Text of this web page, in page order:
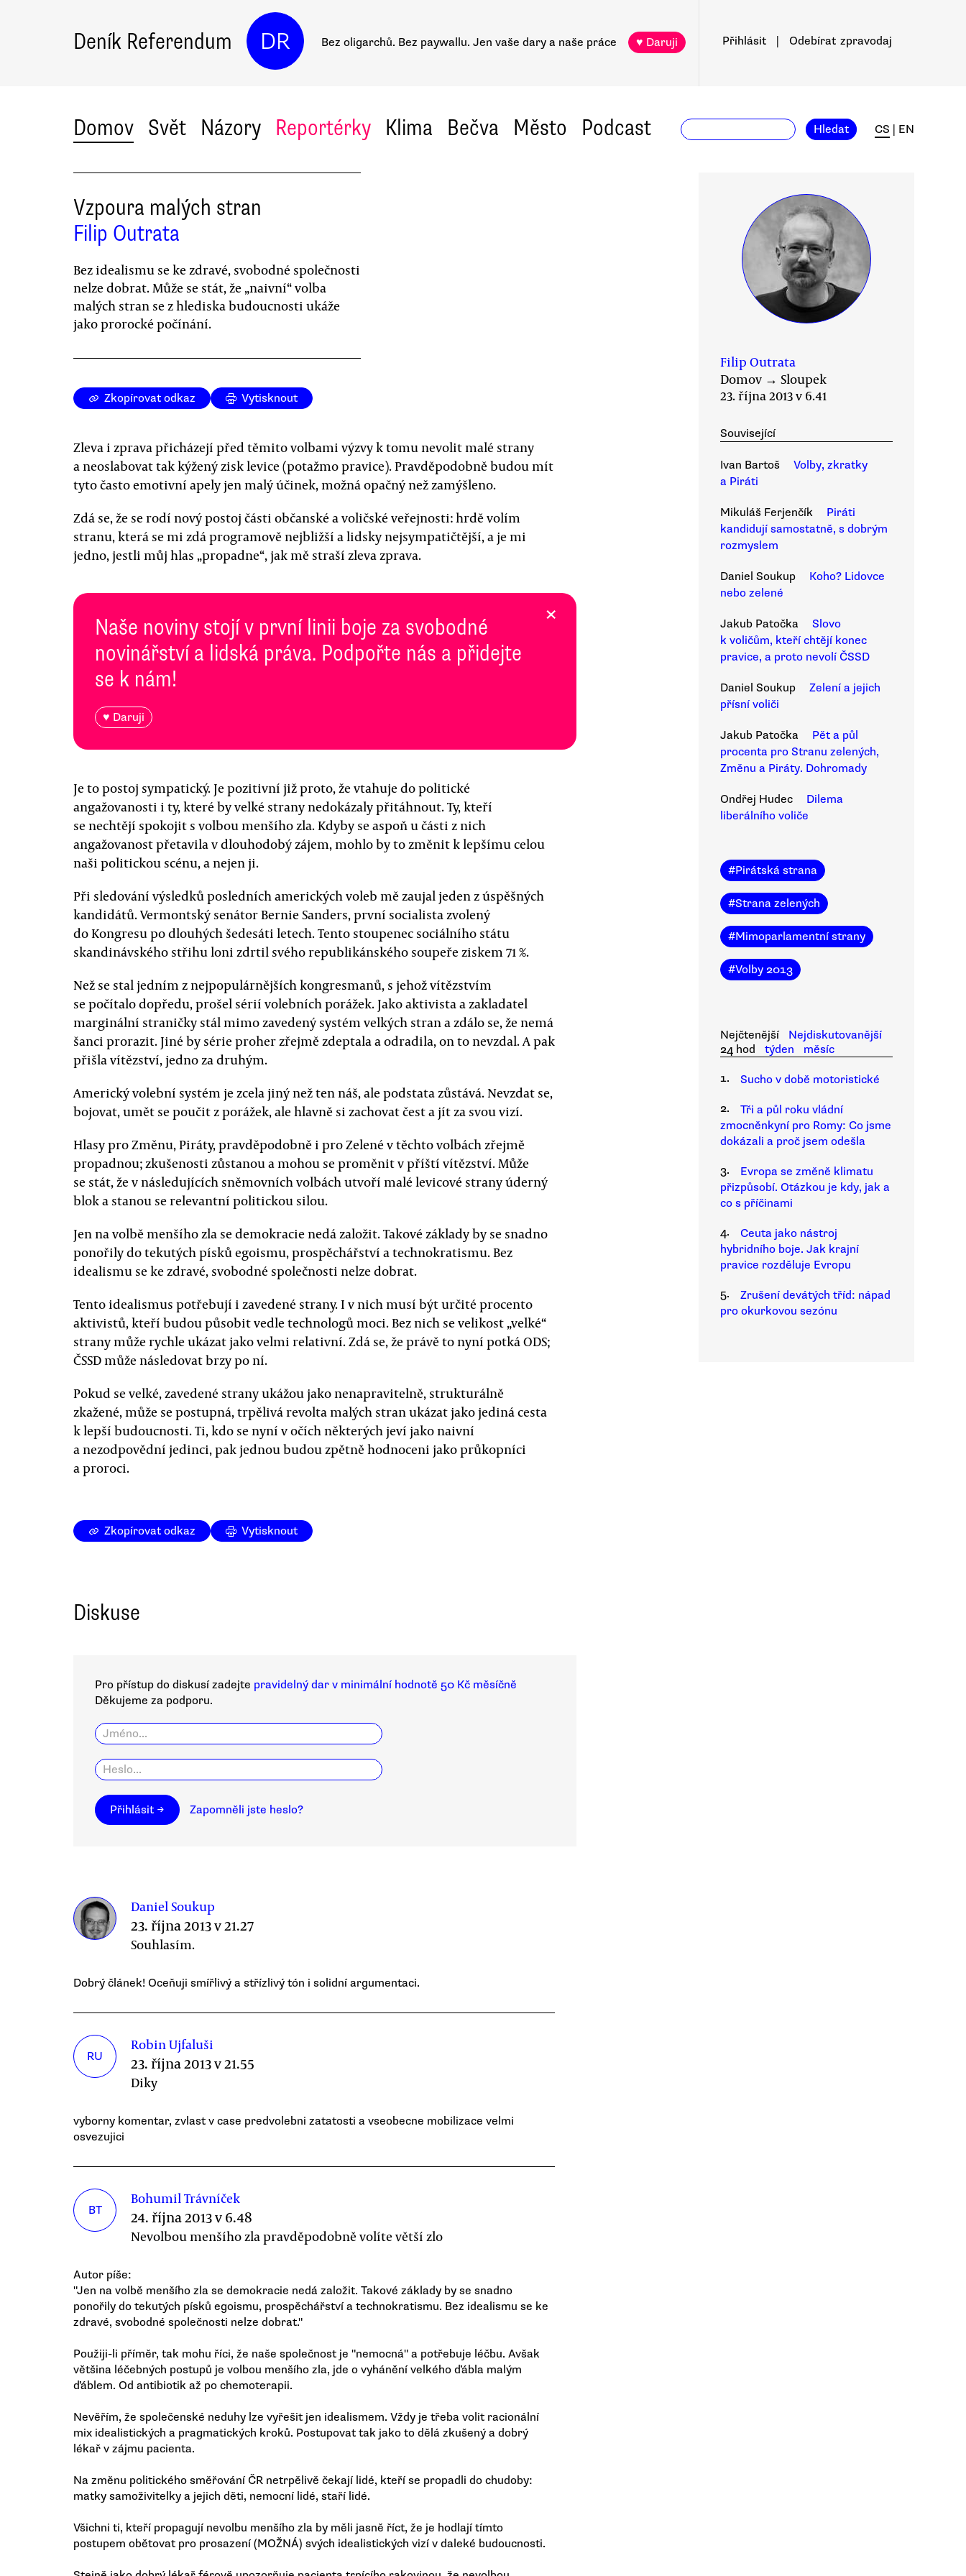
Deník Referendum DR Bez oligarchů. Bez paywallu. Jen vaše dary a naše práce ♥ Daruji Přihlásit Odebírat zpravodaj
Domov Svět Názory Reportérky Klima Bečva Město Podcast Hledat CS EN
Vzpoura malých stran
Filip Outrata
Bez idealismu se ke zdravé, svobodné společnosti
nelze dobrat. Může se stát, že „naivní“ volba
malých stran se z hlediska budoucnosti ukáže
jako prorocké počínání.
Zkopírovat odkaz Vytisknout
Zleva i zprava přicházejí před těmito volbami výzvy k tomu nevolit malé strany
a neoslabovat tak kýžený zisk levice (potažmo pravice). Pravděpodobně budou mít
tyto často emotivní apely jen malý účinek, možná opačný než zamýšleno.
Zdá se, že se rodí nový postoj části občanské a voličské veřejnosti: hrdě volím
stranu, která se mi zdá programově nejbližší a lidsky nejsympatičtější, a je mi
jedno, jestli můj hlas „propadne“, jak mě straší zleva zprava.
Naše noviny stojí v první linii boje za svobodné
novinářství a lidská práva. Podpořte nás a přidejte
se k nám!
♥ Daruji
×
Je to postoj sympatický. Je pozitivní již proto, že vtahuje do politické
angažovanosti i ty, které by velké strany nedokázaly přitáhnout. Ty, kteří
se nechtějí spokojit s volbou menšího zla. Kdyby se aspoň u části z nich
angažovanost přetavila v dlouhodobý zájem, mohlo by to změnit k lepšímu celou
naši politickou scénu, a nejen ji.
Při sledování výsledků posledních amerických voleb mě zaujal jeden z úspěšných
kandidátů. Vermontský senátor Bernie Sanders, první socialista zvolený
do Kongresu po dlouhých šedesáti letech. Tento stoupenec sociálního státu
skandinávského střihu loni zdrtil svého republikánského soupeře ziskem 71 %.
Než se stal jedním z nejpopulárnějších kongresmanů, s jehož vítězstvím
se počítalo dopředu, prošel sérií volebních porážek. Jako aktivista a zakladatel
marginální straničky stál mimo zavedený systém velkých stran a zdálo se, že nemá
šanci prorazit. Jiné by série proher zřejmě zdeptala a odradila, on to nevzdal. A pak
přišla vítězství, jedno za druhým.
Americký volební systém je zcela jiný než ten náš, ale podstata zůstává. Nevzdat se,
bojovat, umět se poučit z porážek, ale hlavně si zachovat čest a jít za svou vizí.
Hlasy pro Změnu, Piráty, pravděpodobně i pro Zelené v těchto volbách zřejmě
propadnou; zkušenosti zůstanou a mohou se proměnit v příští vítězství. Může
se stát, že v následujících sněmovních volbách utvoří malé levicové strany úderný
blok a stanou se relevantní politickou silou.
Jen na volbě menšího zla se demokracie nedá založit. Takové základy by se snadno
ponořily do tekutých písků egoismu, prospěchářství a technokratismu. Bez
idealismu se ke zdravé, svobodné společnosti nelze dobrat.
Tento idealismus potřebují i zavedené strany. I v nich musí být určité procento
aktivistů, kteří budou působit vedle technologů moci. Bez nich se velikost „velké“
strany může rychle ukázat jako velmi relativní. Zdá se, že právě to nyní potká ODS;
ČSSD může následovat brzy po ní.
Pokud se velké, zavedené strany ukážou jako nenapravitelně, strukturálně
zkažené, může se postupná, trpělivá revolta malých stran ukázat jako jediná cesta
k lepší budoucnosti. Ti, kdo se nyní v očích některých jeví jako naivní
a nezodpovědní jedinci, pak jednou budou zpětně hodnoceni jako průkopníci
a proroci.
Filip Outrata
Domov → Sloupek
23. října 2013 v 6.41
Související
Ivan Bartoš
Volby, zkratky
a Piráti
Mikuláš Ferjenčík
Piráti
kandidují samostatně, s dobrým
rozmyslem
Daniel Soukup
Koho? Lidovce
nebo zelené
Jakub Patočka
Slovo
k voličům, kteří chtějí konec
pravice, a proto nevolí ČSSD
Daniel Soukup
Zelení a jejich
přísní voliči
Jakub Patočka
Pět a půl
procenta pro Stranu zelených,
Změnu a Piráty. Dohromady
Ondřej Hudec
Dilema
liberálního voliče
#Pirátská strana
#Strana zelených
#Mimoparlamentní strany
#Volby 2013
Nejčtenější
Nejdiskutovanější
24 hod
týden
měsíc
1.
Sucho v době motoristické
2.
Tři a půl roku vládní
zmocněnkyní pro Romy: Co jsme
dokázali a proč jsem odešla
3.
Evropa se změně klimatu
přizpůsobí. Otázkou je kdy, jak a
co s příčinami
4.
Ceuta jako nástroj
hybridního boje. Jak krajní
pravice rozděluje Evropu
5.
Zrušení devátých tříd: nápad
pro okurkovou sezónu
Zkopírovat odkaz Vytisknout
Diskuse
Pro přístup do diskusí zadejte pravidelný dar v minimální hodnotě 50 Kč měsíčně
Děkujeme za podporu.
Přihlásit → Zapomněli jste heslo?
Daniel Soukup
23. října 2013 v 21.27
Souhlasím.
Dobrý článek! Oceňuji smířlivý a střízlivý tón i solidní argumentaci.
RU
Robin Ujfaluši
23. října 2013 v 21.55
Diky
vyborny komentar, zvlast v case predvolebni zatatosti a vseobecne mobilizace velmi
osvezujici
BT
Bohumil Trávníček
24. října 2013 v 6.48
Nevolbou menšího zla pravděpodobně volíte větší zlo
Autor píše:
"Jen na volbě menšího zla se demokracie nedá založit. Takové základy by se snadno
ponořily do tekutých písků egoismu, prospěchářství a technokratismu. Bez idealismu se ke
zdravé, svobodné společnosti nelze dobrat."
Použiji-li příměr, tak mohu říci, že naše společnost je "nemocná" a potřebuje léčbu. Avšak
většina léčebných postupů je volbou menšího zla, jde o vyhánění velkého ďábla malým
ďáblem. Od antibiotik až po chemoterapii.
Nevěřím, že společenské neduhy lze vyřešit jen idealismem. Vždy je třeba volit racionální
mix idealistických a pragmatických kroků. Postupovat tak jako to dělá zkušený a dobrý
lékař v zájmu pacienta.
Na změnu politického směřování ČR netrpělivě čekají lidé, kteří se propadli do chudoby:
matky samoživitelky a jejich děti, nemocní lidé, staří lidé.
Všichni ti, kteří propagují nevolbu menšího zla by měli jasně říct, že je hodlají tímto
postupem obětovat pro prosazení (MOŽNÁ) svých idealistických vizí v daleké budoucnosti.